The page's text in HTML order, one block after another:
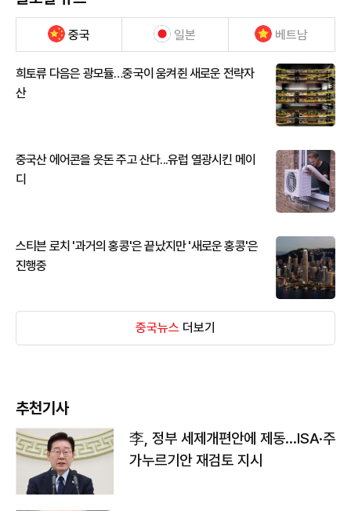
중국 일본 베트남
희토류 다음은 광모듈…중국이 움켜쥔 새로운 전략자
산
중국산 에어콘을 웃돈 주고 산다...유럽 열광시킨 메이
디
스티븐 로치 '과거의 홍콩'은 끝났지만 '새로운 홍콩'은
진행중
중국뉴스 더보기
추천기사
李, 정부 세제개편안에 제동…ISA·주
가누르기안 재검토 지시